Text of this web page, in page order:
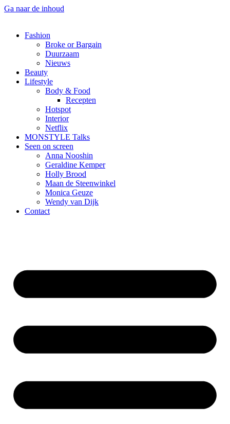
Ga naar de inhoud
Fashion
Broke or Bargain
Duurzaam
Nieuws
Beauty
Lifestyle
Body & Food
Recepten
Hotspot
Interior
Netflix
MONSTYLE Talks
Seen on screen
Anna Nooshin
Geraldine Kemper
Holly Brood
Maan de Steenwinkel
Monica Geuze
Wendy van Dijk
Contact